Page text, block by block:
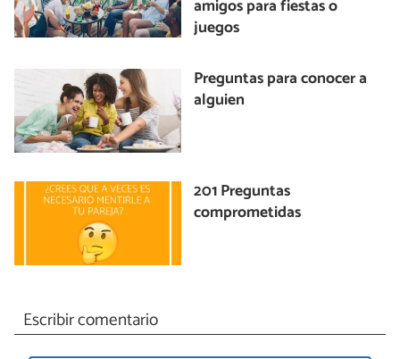
amigos para fiestas o
juegos
Preguntas para conocer a
alguien
201 Preguntas
comprometidas
Escribir comentario